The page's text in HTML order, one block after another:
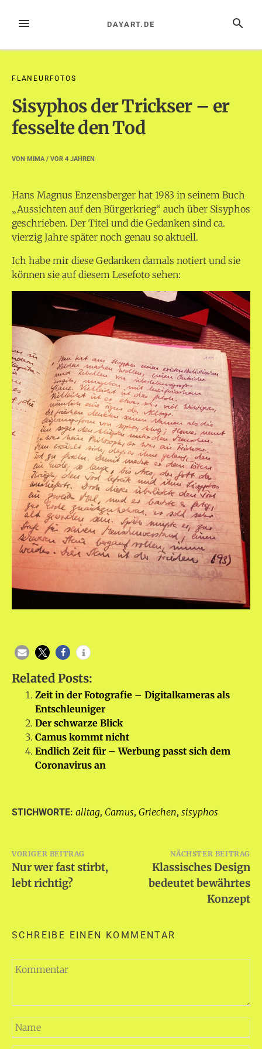
InhaltMENÜ SUCHE
DAYART.DE
FLANEURFOTOS
Sisyphos der Trickser – er
fesselte den Tod
VON MIMA/ VOR 4 JAHREN
Hans Magnus Enzensberger hat 1983 in seinem Buch
„Aussichten auf den Bürgerkrieg“ auch über Sisyphos
geschrieben. Der Titel und die Gedanken sind ca.
vierzig Jahre später noch genau so aktuell.
Ich habe mir diese Gedanken damals notiert und sie
können sie auf diesem Lesefoto sehen:
Related Posts:
Zeit in der Fotografie – Digitalkameras als
Entschleuniger
Der schwarze Blick
Camus kommt nicht
Endlich Zeit für – Werbung passt sich dem
Coronavirus an
STICHWORTE: alltag, Camus, Griechen, sisyphos
Beitragsnavigation
VORIGER BEITRAG
Nur wer fast stirbt,
lebt richtig?
NÄCHSTER BEITRAG
Klassisches Design
bedeutet bewährtes
Konzept
SCHREIBE EINEN KOMMENTAR